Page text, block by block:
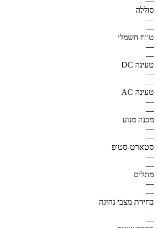
סוללה
—
—
טווח חשמלי
—
—
טעינה DC
—
—
טעינה AC
—
—
מבנה מנוע
—
—
סטארט-סטופ
—
—
מתלים
—
—
בחירת מצבי נהיגה
—
—